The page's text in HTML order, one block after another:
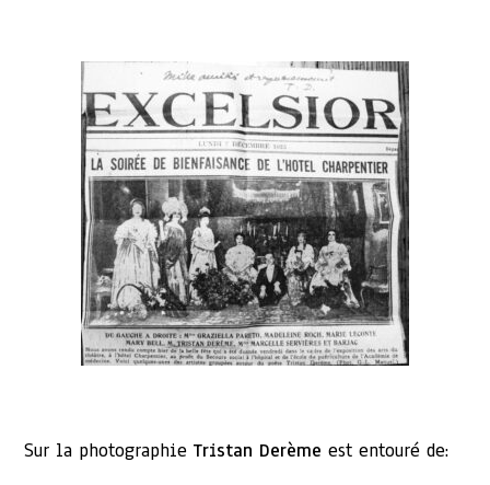
Sur la photographieTristan Derème est entouré de: